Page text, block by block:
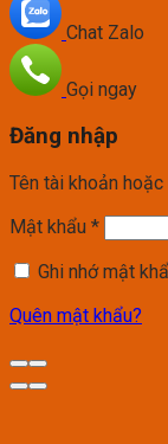
Chat Zalo
Gọi ngay
Đăng nhập
Tên tài khoản
Mật khẩu *
Ghi nhớ mật
Quên mật khẩu?